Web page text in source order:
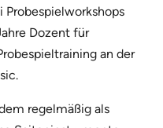
Dozent für
an der
regelmäßig als